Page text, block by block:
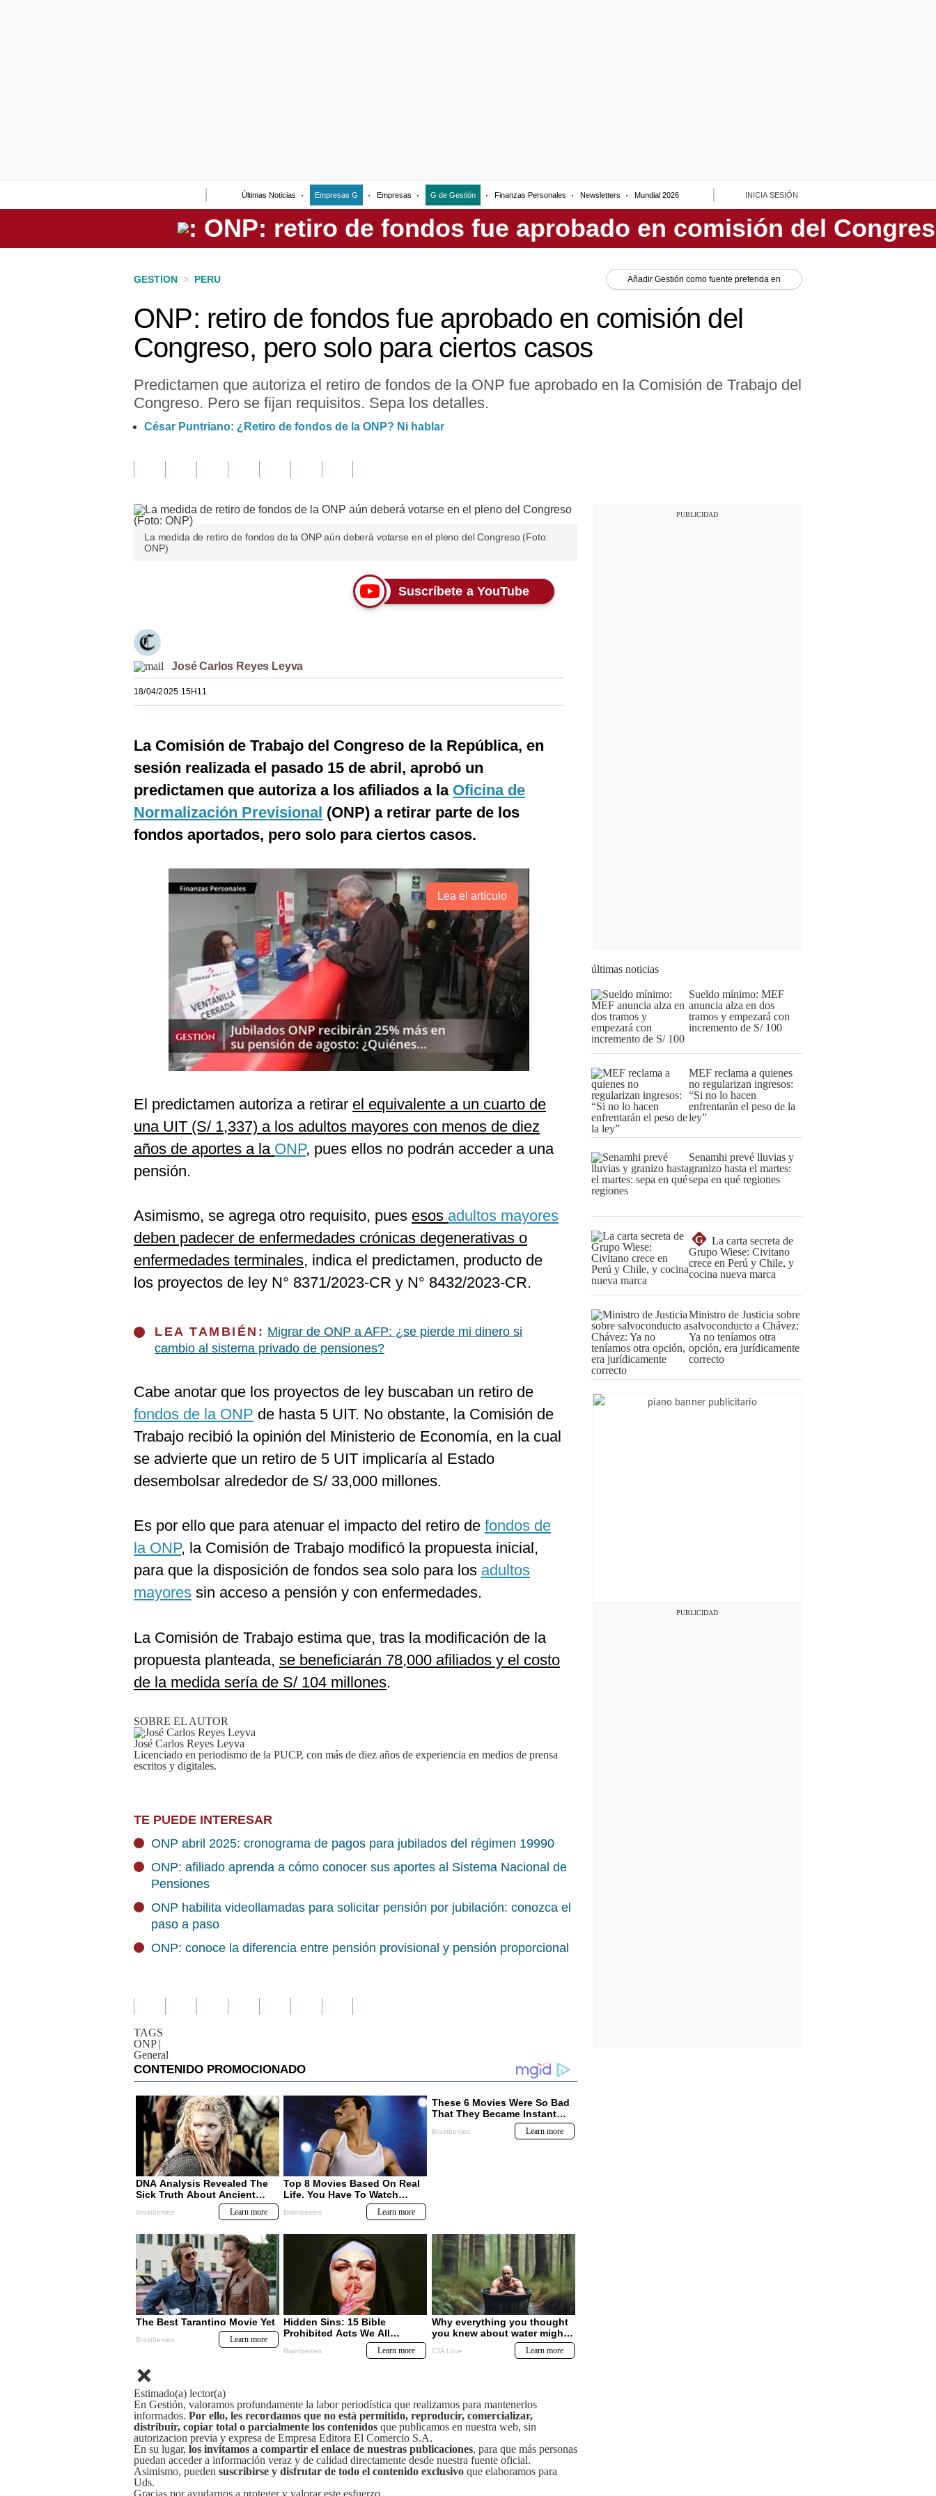
Últimas Noticias Empresas G Empresas G de Gestión Finanzas Personales Newsletters Mundial 2026 INICIA SESIÓN
Perú
GESTION > PERU Añadir Gestión como fuente preferida en
ONP: retiro de fondos fue aprobado en comisión del
Congreso, pero solo para ciertos casos
Predictamen que autoriza el retiro de fondos de la ONP fue aprobado en la Comisión de Trabajo del
Congreso. Pero se fijan requisitos. Sepa los detalles.
César Puntriano: ¿Retiro de fondos de la ONP? Ni hablar
La medida de retiro de fondos de la ONP aún deberá votarse en el pleno del Congreso (Foto:
ONP)
Suscríbete a YouTube
José Carlos Reyes Leyva
18/04/2025 15H11
La Comisión de Trabajo del Congreso de la República, en
sesión realizada el pasado 15 de abril, aprobó un
predictamen que autoriza a los afiliados a la Oficina de
Normalización Previsional (ONP) a retirar parte de los
fondos aportados, pero solo para ciertos casos.
Lea el artículo
El predictamen autoriza a retirar el equivalente a un cuarto de
una UIT (S/ 1,337) a los adultos mayores con menos de diez
años de aportes a la ONP, pues ellos no podrán acceder a una
pensión.
Asimismo, se agrega otro requisito, pues esos adultos mayores
deben padecer de enfermedades crónicas degenerativas o
enfermedades terminales, indica el predictamen, producto de
los proyectos de ley N° 8371/2023-CR y N° 8432/2023-CR.
LEA TAMBIÉN: Migrar de ONP a AFP: ¿se pierde mi dinero si
cambio al sistema privado de pensiones?
Cabe anotar que los proyectos de ley buscaban un retiro de
fondos de la ONP de hasta 5 UIT. No obstante, la Comisión de
Trabajo recibió la opinión del Ministerio de Economía, en la cual
se advierte que un retiro de 5 UIT implicaría al Estado
desembolsar alrededor de S/ 33,000 millones.
Es por ello que para atenuar el impacto del retiro de fondos de
la ONP, la Comisión de Trabajo modificó la propuesta inicial,
para que la disposición de fondos sea solo para los adultos
mayores sin acceso a pensión y con enfermedades.
La Comisión de Trabajo estima que, tras la modificación de la
propuesta planteada, se beneficiarán 78,000 afiliados y el costo
de la medida sería de S/ 104 millones.
SOBRE EL AUTOR
José Carlos Reyes Leyva
Licenciado en periodismo de la PUCP, con más de diez años de experiencia en medios de prensa
escritos y digitales.
TE PUEDE INTERESAR
ONP abril 2025: cronograma de pagos para jubilados del régimen 19990
ONP: afiliado aprenda a cómo conocer sus aportes al Sistema Nacional de
Pensiones
ONP habilita videollamadas para solicitar pensión por jubilación: conozca el
paso a paso
ONP: conoce la diferencia entre pensión provisional y pensión proporcional
TAGS
ONP |
General
Estimado(a) lector(a)
En Gestión, valoramos profundamente la labor periodística que realizamos para mantenerlos
informados. Por ello, les recordamos que no está permitido, reproducir, comercializar,
distribuir, copiar total o parcialmente los contenidos que publicamos en nuestra web, sin
autorizacion previa y expresa de Empresa Editora El Comercio S.A.
En su lugar, los invitamos a compartir el enlace de nuestras publicaciones, para que más personas
puedan acceder a información veraz y de calidad directamente desde nuestra fuente oficial.
Asimismo, pueden suscribirse y disfrutar de todo el contenido exclusivo que elaboramos para
Uds.
Gracias por ayudarnos a proteger y valorar este esfuerzo.
últimas noticias
Sueldo mínimo: MEF
anuncia alza en dos
tramos y empezará con
incremento de S/ 100
MEF reclama a quienes
no regularizan ingresos:
“Si no lo hacen
enfrentarán el peso de la
ley”
Senamhi prevé lluvias y
granizo hasta el martes:
sepa en qué regiones
G
La carta secreta de
Grupo Wiese: Civitano
crece en Perú y Chile, y
cocina nueva marca
Ministro de Justicia sobre
salvoconducto a Chávez:
Ya no teníamos otra
opción, era jurídicamente
correcto